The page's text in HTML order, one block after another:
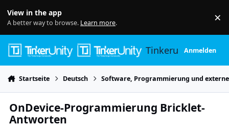
View in the app
A better way to browse. Learn more. ×
TinkerunityAnmelden
Startseite Deutsch Software, Programmierung und
OnDevice-Programmierung Bricklet-
Antworten